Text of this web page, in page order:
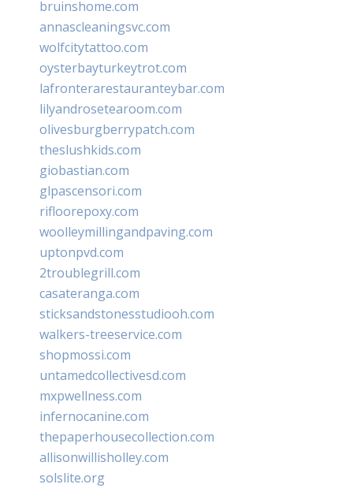
bruinshome.com
annascleaningsvc.com
wolfcitytattoo.com
oysterbayturkeytrot.com
lafronterarestauranteybar.com
lilyandrosetearoom.com
olivesburgberrypatch.com
theslushkids.com
giobastian.com
glpascensori.com
rifloorepoxy.com
woolleymillingandpaving.com
uptonpvd.com
2troublegrill.com
casateranga.com
sticksandstonesstudiooh.com
walkers-treeservice.com
shopmossi.com
untamedcollectivesd.com
mxpwellness.com
infernocanine.com
thepaperhousecollection.com
allisonwillisholley.com
solslite.org